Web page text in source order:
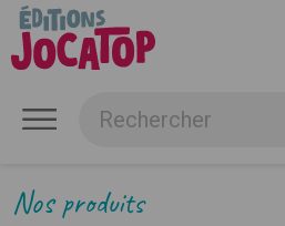
Nos produits